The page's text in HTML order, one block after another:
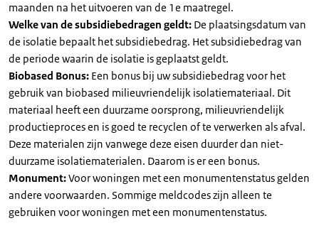
maanden na het uitvoeren van de 1e maatregel.
Welke van de subsidiebedragen geldt: De plaatsingsdatum van
de isolatie bepaalt het subsidiebedrag. Het subsidiebedrag van
de periode waarin de isolatie is geplaatst geldt.
Biobased Bonus: Een bonus bij uw subsidiebedrag voor het
gebruik van biobased milieuvriendelijk isolatiemateriaal. Dit
materiaal heeft een duurzame oorsprong, milieuvriendelijk
productieproces en is goed te recyclen of te verwerken als afval.
Deze materialen zijn vanwege deze eisen duurder dan niet-
duurzame isolatiematerialen. Daarom is er een bonus.
Monument:Voor woningen met een monumentenstatus gelden
andere voorwaarden. Sommige meldcodes zijn alleen te
gebruiken voor woningen met een monumentenstatus.